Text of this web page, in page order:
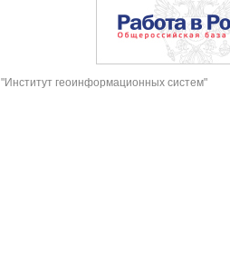
геоинформационных систем"